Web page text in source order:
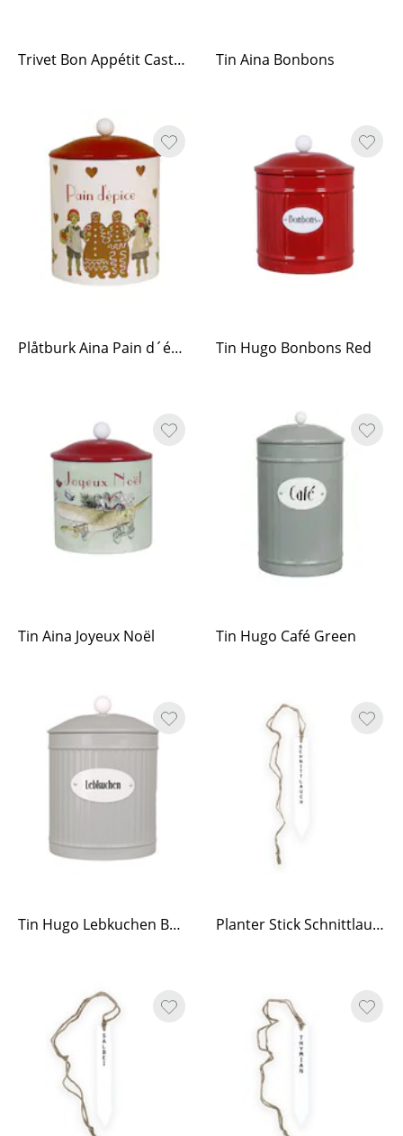
Trivet Bon Appétit Cast Iron Black Tin Aina Bonbons
Plåtburk Aina Pain d´épice Tin Hugo Bonbons Red
Tin Aina Joyeux Noël Tin Hugo Café Green
Tin Hugo Lebkuchen Beige Planter Stick Schnittlauch